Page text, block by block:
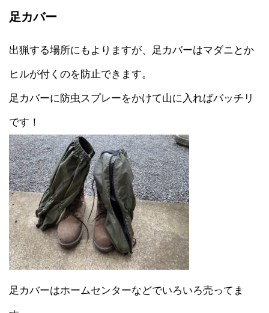
足カバー
出猟する場所にもよりますが、足カバーはマダニとか
ヒルが付くのを防止できます。
足カバーに防虫スプレーをかけて山に入ればバッチリ
です！
足カバーはホームセンターなどでいろいろ売ってま